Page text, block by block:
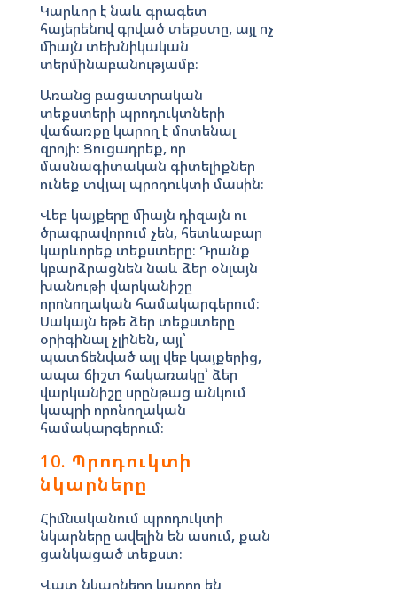
Կարևոր է նաև գրագետ
հայերենով գրված տեքստը, այլ ոչ
միայն տեխնիկական
տերմինաբանությամբ։
Առանց բացատրական
տեքստերի պրոդուկտների
վաճառքը կարող է մոտենալ
զրոյի։ Ցուցադրեք, որ
մասնագիտական գիտելիքներ
ունեք տվյալ պրոդուկտի մասին։
Վեբ կայքերը միայն դիզայն ու
ծրագրավորում չեն, հետևաբար
կարևորեք տեքստերը։ Դրանք
կբարձրացնեն նաև ձեր օնլայն
խանութի վարկանիշը
որոնողական համակարգերում։
Սակայն եթե ձեր տեքստերը
օրիգինալ չլինեն, այլ՝
պատճենված այլ վեբ կայքերից,
ապա ճիշտ հակառակը՝ ձեր
վարկանիշը սրընթաց անկում
կապրի որոնողական
համակարգերում։
10. Պրոդուկտի
նկարները
Հիմնականում պրոդուկտի
նկարները ավելին են ասում, քան
ցանկացած տեքստ։
Վատ նկարները կարող են